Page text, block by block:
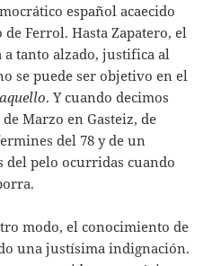
español acaecido
Ferrol. Hasta Zapatero, el
tanto alzado, justifica al
se puede ser objetivo en el
aquello. Y cuando decimos
Marzo en Gasteiz, de
del 78 y de un
del pelo ocurridas cuando
modo, el conocimiento de
una justísima indignación.